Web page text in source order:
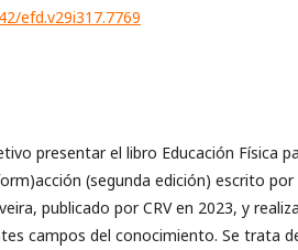
efd.v29i317.7769
presentar el libro Educación Física
(segunda edición) escrito por
publicado por CRV en 2023, y
campos del conocimiento. Se trata